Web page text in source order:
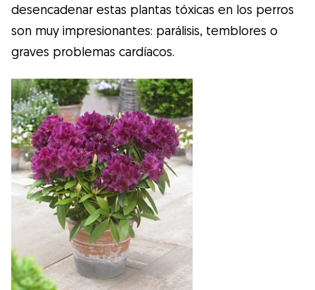
desencadenar estas plantas tóxicas en los perros
son muy impresionantes: parálisis, temblores o
graves problemas cardíacos.